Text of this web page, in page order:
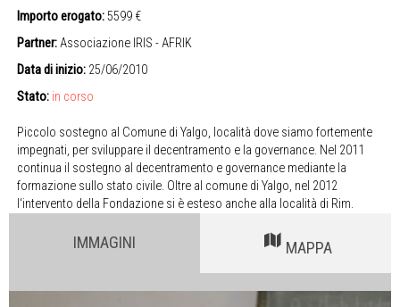
Importo erogato:5599 €
Partner:Associazione IRIS - AFRIK
Data di inizio: 25/06/2010
Stato: in corso
Piccolo sostegno al Comune di Yalgo, località dove siamo fortemente
impegnati, per sviluppare il decentramento e la governance. Nel 2011
continua il sostegno al decentramento e governance mediante la
formazione sullo stato civile. Oltre al comune di Yalgo, nel 2012
l‘intervento della Fondazione si è esteso anche alla località di Rim.
IMMAGINI MAPPA